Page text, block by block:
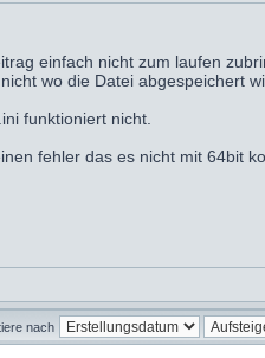
einfach nicht zum laufen
wo die Datei abgespeichert
funktioniert nicht.
fehler das es nicht mit 64bit
nach